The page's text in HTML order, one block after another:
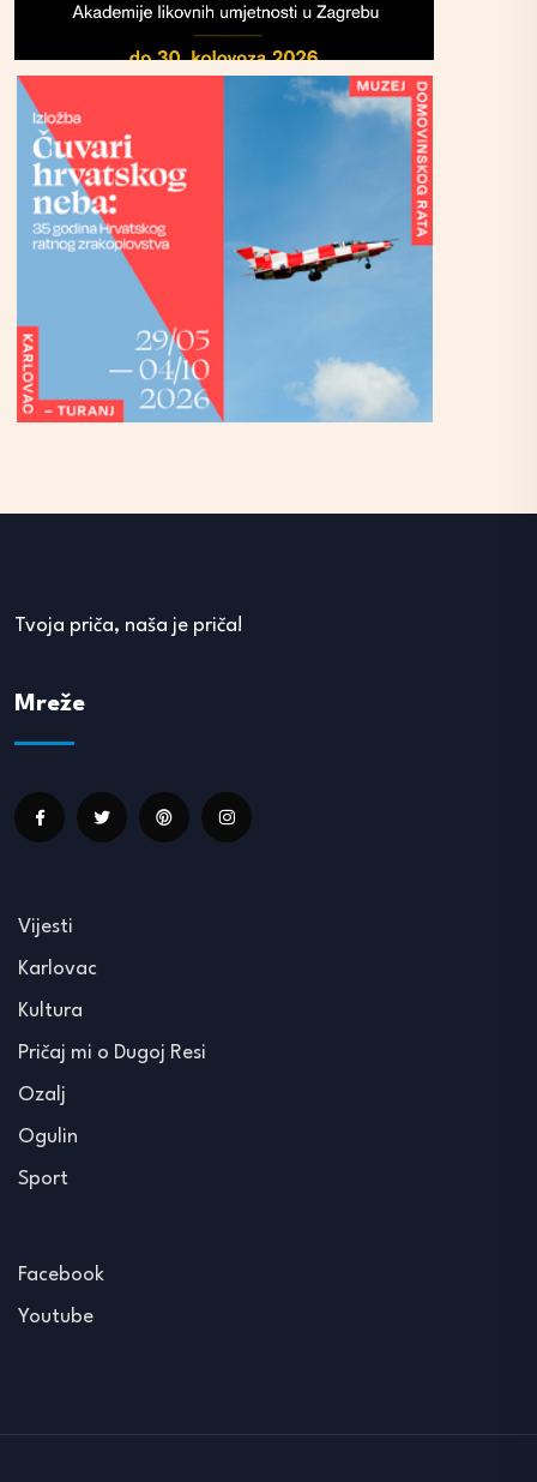
Tvoja priča, naša je priča!
Mreže
Vijesti
Karlovac
Kultura
Pričaj mi o Dugoj Resi
Ozalj
Ogulin
Sport
Facebook
Youtube